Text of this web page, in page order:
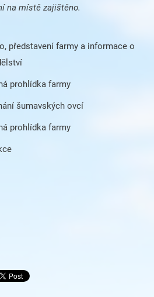
na místě zajištěno.
představení farmy a informace o
prohlídka farmy
šumavských ovcí
prohlídka farmy